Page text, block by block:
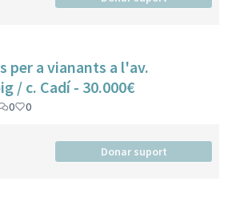
per a vianants a l'av.
/ c. Cadí - 30.000€
0 0
Donar suport